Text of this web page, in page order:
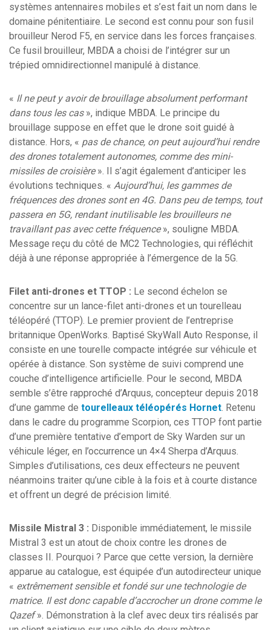
systèmes antennaires mobiles et s’est fait un nom dans le
domaine pénitentiaire. Le second est connu pour son fusil
brouilleur Nerod F5, en service dans les forces françaises.
Ce fusil brouilleur, MBDA a choisi de l’intégrer sur un
trépied omnidirectionnel manipulé à distance.
« Il ne peut y avoir de brouillage absolument performant
dans tous les cas», indique MBDA. Le principe du
brouillage suppose en effet que le drone soit guidé à
distance. Hors, « pas de chance, on peut aujourd’hui rendre
des drones totalement autonomes, comme des mini-
missiles de croisière». Il s’agit également d’anticiper les
évolutions techniques. « Aujourd’hui, les gammes de
fréquences des drones sont en 4G. Dans peu de temps, tout
passera en 5G, rendant inutilisable les brouilleurs ne
travaillant pas avec cette fréquence», souligne MBDA.
Message reçu du côté de MC2 Technologies, qui réfléchit
déjà à une réponse appropriée à l’émergence de la 5G.
Filet anti-drones et TTOP : Le second échelon se
concentre sur un lance-filet anti-drones et un tourelleau
téléopéré (TTOP). Le premier provient de l’entreprise
britannique OpenWorks. Baptisé SkyWall Auto Response, il
consiste en une tourelle compacte intégrée sur véhicule et
opérée à distance. Son système de suivi comprend une
couche d’intelligence artificielle. Pour le second, MBDA
semble s’être rapproché d’Arquus, concepteur depuis 2018
d’une gamme de tourelleaux téléopérés Hornet . Retenu
dans le cadre du programme Scorpion, ces TTOP font partie
d’une première tentative d’emport de Sky Warden sur un
véhicule léger, en l’occurrence un 4×4 Sherpa d’Arquus.
Simples d’utilisations, ces deux effecteurs ne peuvent
néanmoins traiter qu’une cible à la fois et à courte distance
et offrent un degré de précision limité.
Missile Mistral 3 : Disponible immédiatement, le missile
Mistral 3 est un atout de choix contre les drones de
classes II. Pourquoi ? Parce que cette version, la dernière
apparue au catalogue, est équipée d’un autodirecteur unique
« extrêmement sensible et fondé sur une technologie de
matrice. Il est donc capable d’accrocher un drone comme le
Qazef». Démonstration à la clef avec deux tirs réalisés par